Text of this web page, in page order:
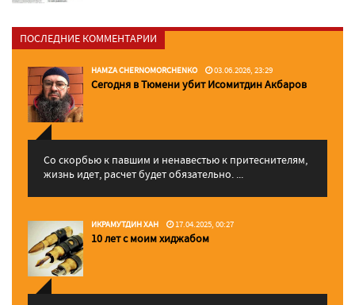
ПОСЛЕДНИЕ КОММЕНТАРИИ
HAMZA CHERNOMORCHENKO 03.06.2026, 23:29
Сегодня в Тюмени убит Исомитдин Акбаров
Со скорбью к павшим и ненавестью к притеснителям,
жизнь идет, расчет будет обязательно. ...
ИКРАМУТДИН ХАН 17.04.2025, 00:27
10 лет с моим хиджабом